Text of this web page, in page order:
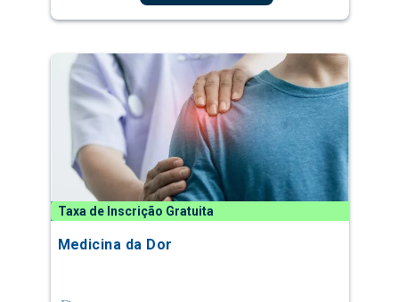
Taxa de Inscrição Gratuita
Medicina da Dor